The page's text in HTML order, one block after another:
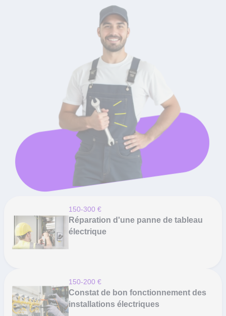
150-300 €
Réparation d'une panne de tableau
électrique
150-200 €
Constat de bon fonctionnement des
installations électriques